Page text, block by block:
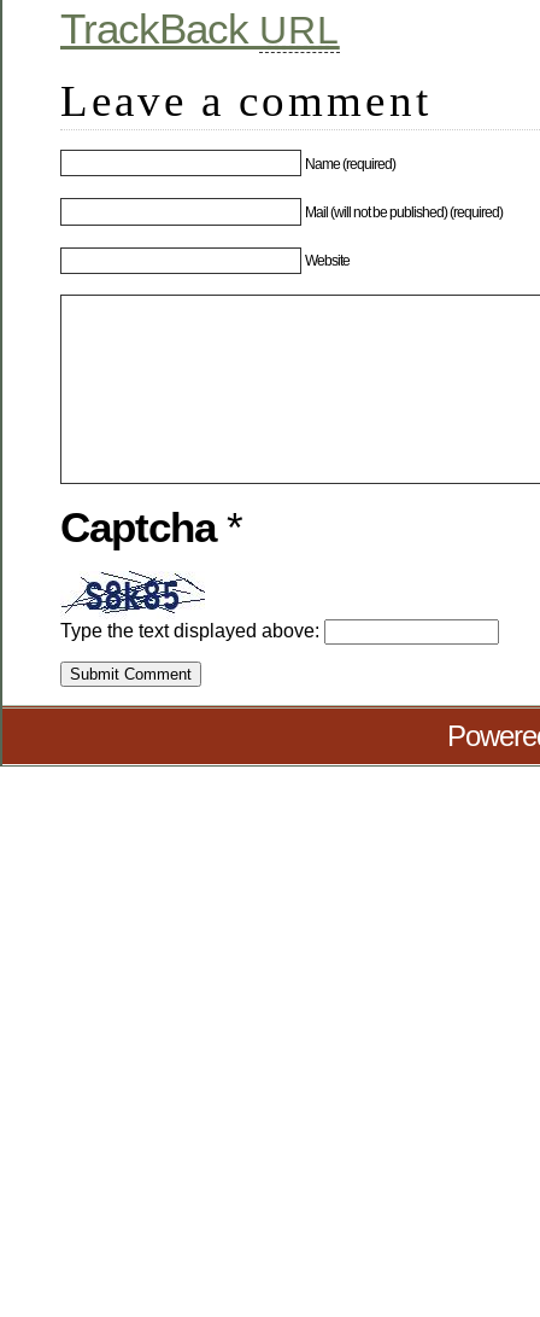
TrackBack URL
Leave a comment
Name (required)
Mail (will not be published) (required)
Website
Captcha*
Type the text displayed above: